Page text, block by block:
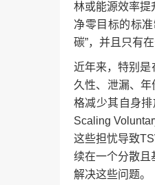
林或能源效率提
净零目标的标
碳”，并且只有
近年来，特别是
久性、泄漏、年
格减少其自身
Scaling
这些担忧导致
续在一个分散且
解决这些问题。